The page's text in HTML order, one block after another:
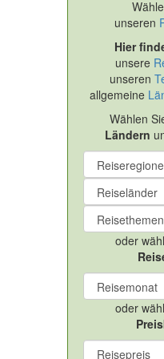
unseren
Hier
unsere
unseren
allgemeine
Wählen
Ländern
oder
oder